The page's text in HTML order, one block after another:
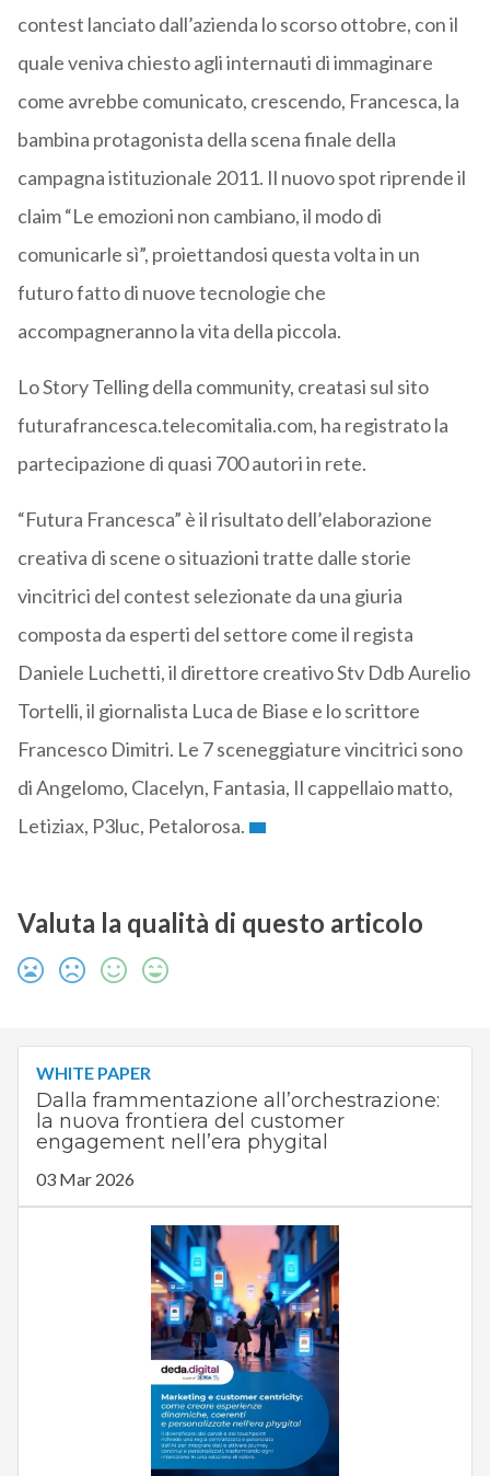
contest lanciato dall’azienda lo scorso ottobre, con il
quale veniva chiesto agli internauti di immaginare
come avrebbe comunicato, crescendo, Francesca, la
bambina protagonista della scena finale della
campagna istituzionale 2011. Il nuovo spot riprende il
claim “Le emozioni non cambiano, il modo di
comunicarle sì”, proiettandosi questa volta in un
futuro fatto di nuove tecnologie che
accompagneranno la vita della piccola.
Lo Story Telling della community, creatasi sul sito
futurafrancesca.telecomitalia.com, ha registrato la
partecipazione di quasi 700 autori in rete.
“Futura Francesca” è il risultato dell’elaborazione
creativa di scene o situazioni tratte dalle storie
vincitrici del contest selezionate da una giuria
composta da esperti del settore come il regista
Daniele Luchetti, il direttore creativo Stv Ddb Aurelio
Tortelli, il giornalista Luca de Biase e lo scrittore
Francesco Dimitri. Le 7 sceneggiature vincitrici sono
di Angelomo, Clacelyn, Fantasia, Il cappellaio matto,
Letiziax, P3luc, Petalorosa.
Valuta la qualità di questo articolo
WHITE PAPER
Dalla frammentazione all’orchestrazione:
la nuova frontiera del customer
engagement nell’era phygital
03 Mar 2026